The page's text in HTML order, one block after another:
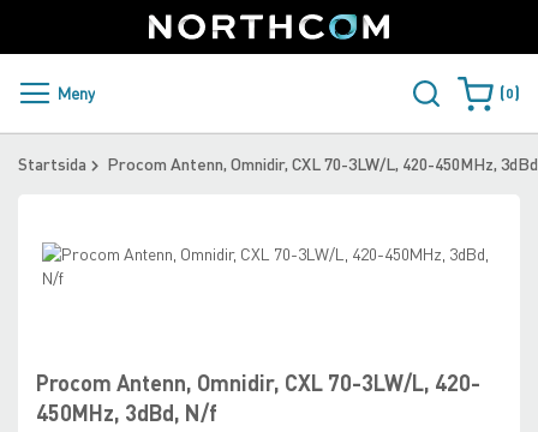
to
Content
Sweden
PRODUKTER OCH LÖSNINGAR
ÅTERFÖRSÄLJARE
LADDA NER
Meny Varukorgen
0
Startsida Procom Antenn, Omnidir, CXL 70-3LW/L, 420-450MHz,
Procom Antenn, Omnidir, CXL 70-3LW/L, 420-
450MHz, 3dBd, N/f
Skip
to
the
images
gallery
beginning
of
the